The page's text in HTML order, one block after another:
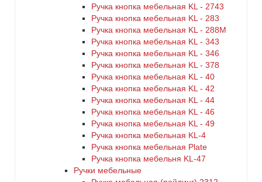
Ручка кнопка мебельная KL - 2743
Ручка кнопка мебельная KL - 283
Ручка кнопка мебельная KL - 288M
Ручка кнопка мебельная KL - 343
Ручка кнопка мебельная KL - 346
Ручка кнопка мебельная KL - 378
Ручка кнопка мебельная KL - 40
Ручка кнопка мебельная KL - 42
Ручка кнопка мебельная KL - 44
Ручка кнопка мебельная KL - 46
Ручка кнопка мебельная KL - 49
Ручка кнопка мебельная KL-4
Ручка кнопка мебельная Plate
Ручка кнопка мебельня KL-47
Ручки мебельные